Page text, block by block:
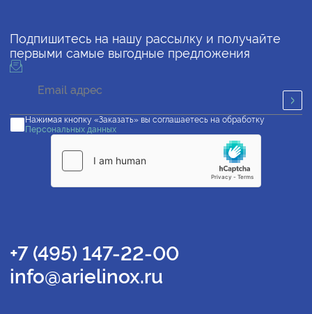
Подпишитесь на нашу рассылку и получайте
первыми самые выгодные предложения
Нажимая кнопку «Заказать» вы соглашаетесь на обработку
Персональных данных
+7 (495) 147-22-00
info@arielinox.ru